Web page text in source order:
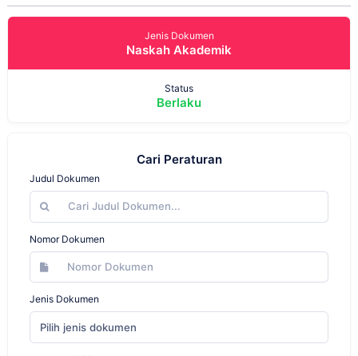
Jenis Dokumen
Naskah Akademik
Status
Berlaku
Cari Peraturan
Judul Dokumen
Nomor Dokumen
Jenis Dokumen
Pilih jenis dokumen